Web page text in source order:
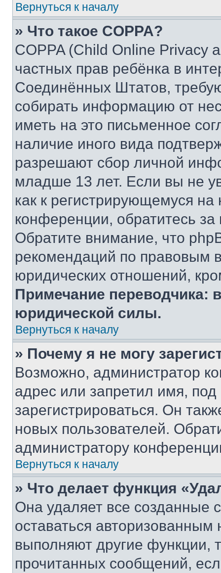
Вернуться к началу
» Что такое COPPA?
COPPA (Child Online Privacy
частных прав ребёнка в
Соединённых Штатов,
собирать информацию от
иметь на это письменное
наличие иного вида
разрешают сбор личной
младше 13 лет. Если вы не
как к регистрирующемуся
конференции, обратитесь
Обратите внимание, что
рекомендаций по правовым
юридических отношений,
Примечание переводчика:
юридической силы.
Вернуться к началу
» Почему я не могу
Возможно, администратор
адрес или запретил имя,
зарегистрироваться. Он
новых пользователей.
администратору
Вернуться к началу
» Что делает функция
Она удаляет все созданные
оставаться
выполняют другие функции,
прочитанных сообщений,